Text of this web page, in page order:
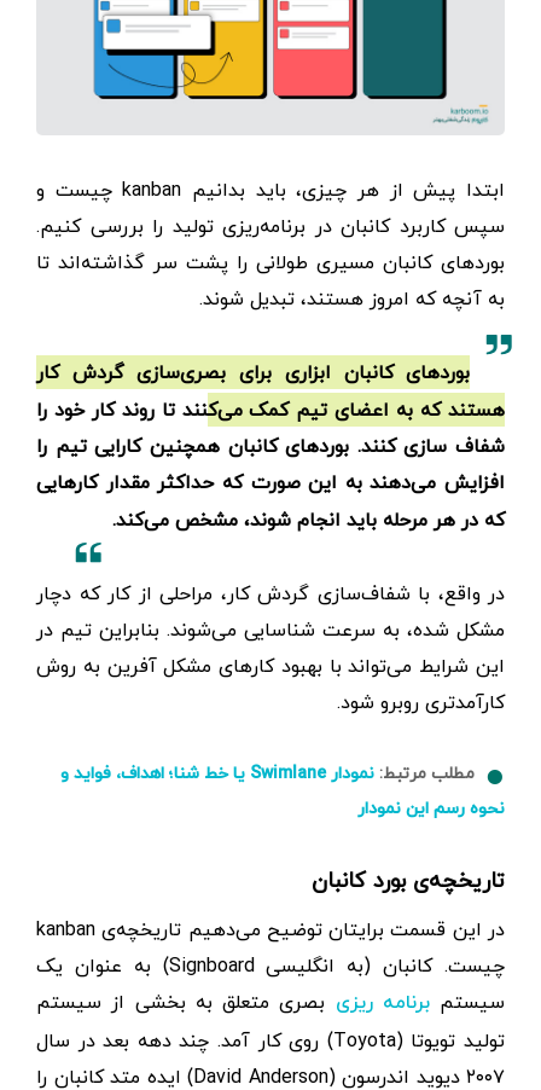
ابتدا پیش از هر چیزی، باید بدانیم kanban چیست و
سپس کاربرد کانبان در برنامه‌ریزی تولید را بررسی کنیم.
بوردهای کانبان مسیری طولانی را پشت سر گذاشته‌اند تا
به آنچه که امروز هستند، تبدیل شوند.
بوردهای کانبان ابزاری برای بصری‌سازی گردش کار
هستند که به اعضای تیم کمک می‌کنند تا روند کار خود را
شفاف سازی کنند. بوردهای کانبان همچنین کارایی تیم را
افزایش می‌دهند به این صورت که حداکثر مقدار کارهایی
که در هر مرحله باید انجام شوند، مشخص می‌کند.
در واقع، با شفاف‌سازی گردش کار، مراحلی از کار که دچار
مشکل شده‌، به سرعت شناسایی می‌شوند. بنابراین تیم در
این شرایط می‌تواند با بهبود کارهای مشکل آفرین به روش
کارآمدتری روبرو شود.
مطلب مرتبط:
نمودار Swimlane یا خط شنا؛ اهداف، فواید و
نحوه رسم این نمودار
تاریخچه‌ی بورد کانبان
در این قسمت برایتان توضیح می‌دهیم تاریخچه‌ی kanban
چیست. کانبان (به انگلیسی Signboard) به عنوان یک
سیستمبرنامه ریزی بصری متعلق به بخشی از سیستم
تولید تویوتا (Toyota) روی کار آمد. چند دهه بعد در سال
۲۰۰۷ دیوید اندرسون (David Anderson) ایده متد کانبان را